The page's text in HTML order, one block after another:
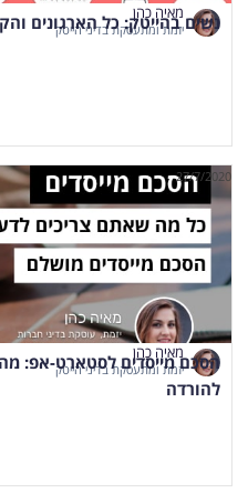
נשים בהייטק: כל הארגונים
מאיה כהן
יזמת ומתעסקת בדיני הייטק
הסכם מייסדים לסטארט-אפ: מה
להורדה
מאיה כהן
יזמת ומתעסקת בדיני הייטק
27/7/2020